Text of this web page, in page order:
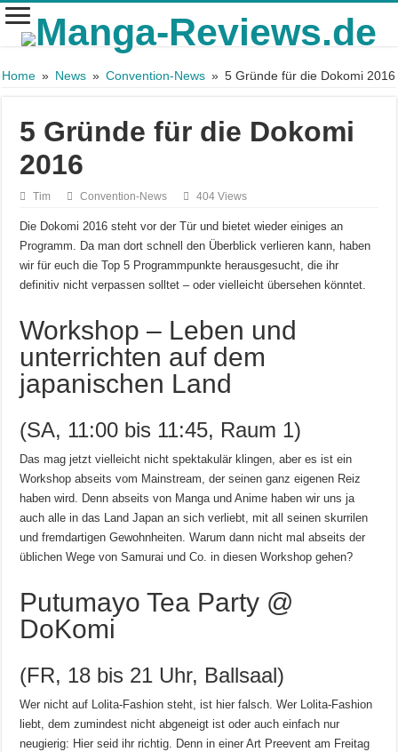
Home » News » Convention-News » 5 Gründe für die Dokomi 2016
5 Gründe für die Dokomi
2016
Tim Convention-News 404 Views
Die Dokomi 2016 steht vor der Tür und bietet wieder einiges an
Programm. Da man dort schnell den Überblick verlieren kann, haben
wir für euch die Top 5 Programmpunkte herausgesucht, die ihr
definitiv nicht verpassen solltet – oder vielleicht übersehen könntet.
Workshop – Leben und
unterrichten auf dem
japanischen Land
(SA, 11:00 bis 11:45, Raum 1)
Das mag jetzt vielleicht nicht spektakulär klingen, aber es ist ein
Workshop abseits vom Mainstream, der seinen ganz eigenen Reiz
haben wird. Denn abseits von Manga und Anime haben wir uns ja
auch alle in das Land Japan an sich verliebt, mit all seinen skurrilen
und fremdartigen Gewohnheiten. Warum dann nicht mal abseits der
üblichen Wege von Samurai und Co. in diesen Workshop gehen?
Putumayo Tea Party @
DoKomi
(FR, 18 bis 21 Uhr, Ballsaal)
Wer nicht auf Lolita-Fashion steht, ist hier falsch. Wer Lolita-Fashion
liebt, dem zumindest nicht abgeneigt ist oder auch einfach nur
neugierig: Hier seid ihr richtig. Denn in einer Art Preevent am Freitag